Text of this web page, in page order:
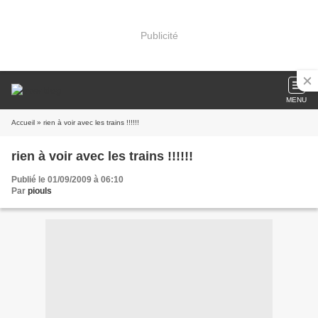
Publicité
MENU
Accueil » rien à voir avec les trains !!!!!!
rien à voir avec les trains !!!!!!
Publié le 01/09/2009 à 06:10
Par piouls